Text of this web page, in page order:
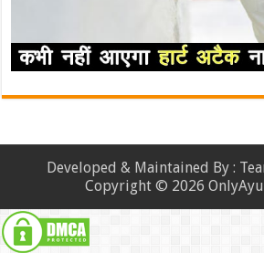
Developed & Maintained By :
Copyright © 2026